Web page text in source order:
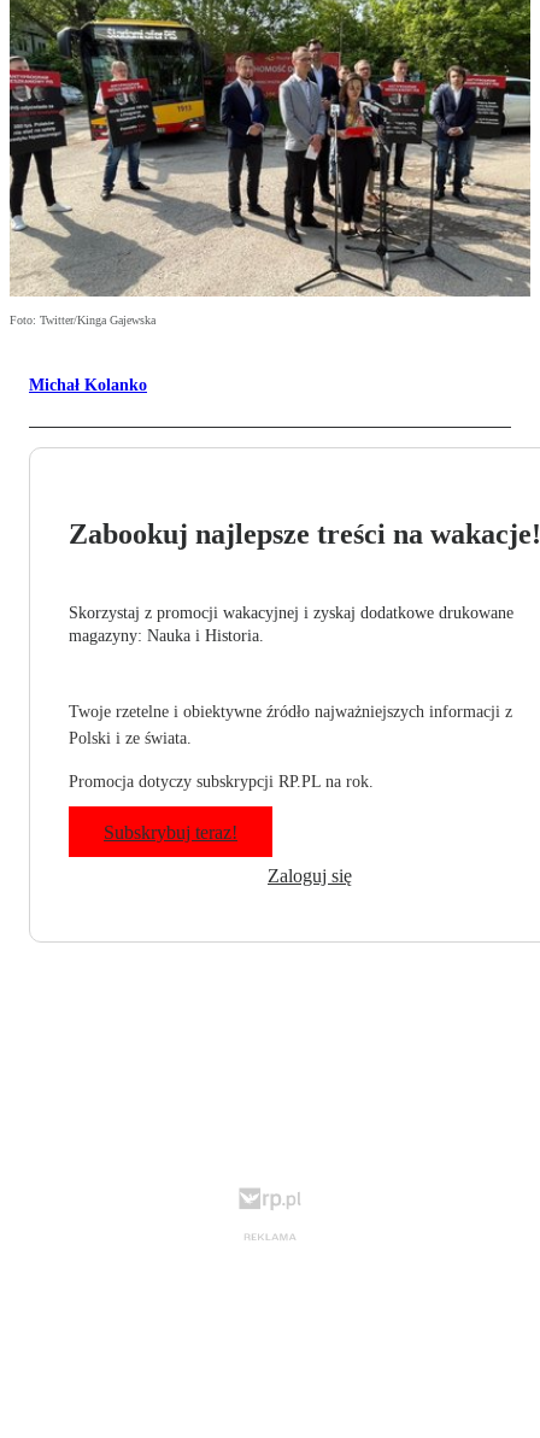
Foto: Twitter/Kinga Gajewska
Michał Kolanko
Zabookuj najlepsze treści na wakacje!
Skorzystaj z promocji wakacyjnej i zyskaj dodatkowe drukowane
magazyny: Nauka i Historia.
Twoje rzetelne i obiektywne źródło najważniejszych informacji z
Polski i ze świata.
Promocja dotyczy subskrypcji RP.PL na rok.
Subskrybuj teraz!
Zaloguj się